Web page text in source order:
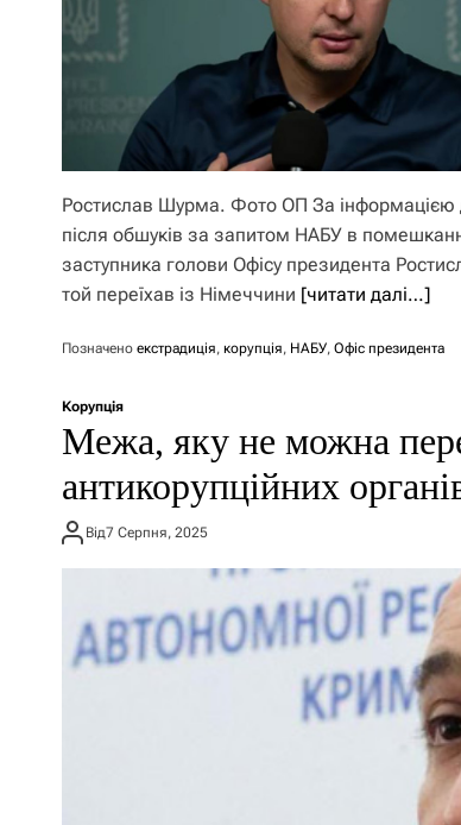
Ростислав Шурма. Фото ОП За
після обшуків за запитом НАБУ в
заступника голови Офісу президента
той переїхав із Німеччини [читати далі…]
Позначено екстрадиція, корупція, НАБУ, Офіс президента
Корупція
Межа, яку не можна
антикорупційних
Від7 Серпня, 2025